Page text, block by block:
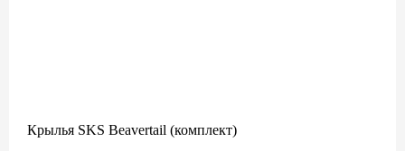
Крылья SKS Beavertail (комплект)